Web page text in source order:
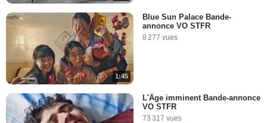
1:45
Blue Sun Palace Bande-
annonce VO STFR
8 277 vues
L'Âge imminent Bande-annonce
VO STFR
73 317 vues